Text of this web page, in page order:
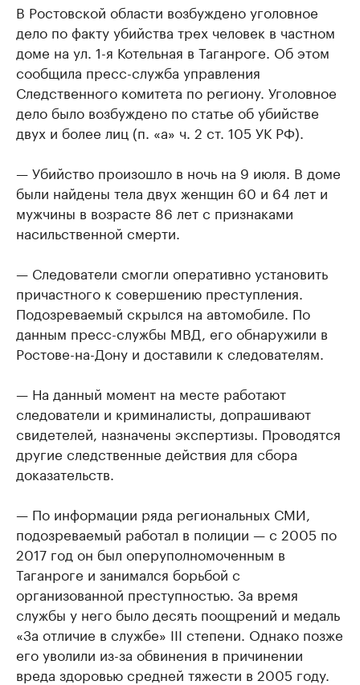
В Ростовской области возбуждено уголовное
дело по факту убийства трех человек в частном
доме на ул. 1-я Котельная в Таганроге. Об этом
сообщила пресс-служба управления
Следственного комитета по региону. Уголовное
дело было возбуждено по статье об убийстве
двух и более лиц (п. «а» ч. 2 ст. 105 УК РФ).
— Убийство произошло в ночь на 9 июля. В доме
были найдены тела двух женщин 60 и 64 лет и
мужчины в возрасте 86 лет с признаками
насильственной смерти.
— Следователи смогли оперативно установить
причастного к совершению преступления.
Подозреваемый скрылся на автомобиле. По
данным пресс-службы МВД, его обнаружили в
Ростове-на-Дону и доставили к следователям.
— На данный момент на месте работают
следователи и криминалисты, допрашивают
свидетелей, назначены экспертизы. Проводятся
другие следственные действия для сбора
доказательств.
— По информации ряда региональных СМИ,
подозреваемый работал в полиции — с 2005 по
2017 год он был оперуполномоченным в
Таганроге и занимался борьбой с
организованной преступностью. За время
службы у него было десять поощрений и медаль
«За отличие в службе» III степени. Однако позже
его уволили из-за обвинения в причинении
вреда здоровью средней тяжести в 2005 году.